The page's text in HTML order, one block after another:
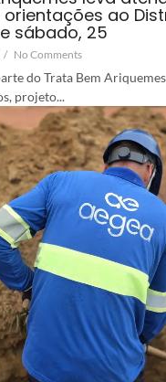
ao
sábado, 25
/ No Comments
do Trata Bem
projeto...